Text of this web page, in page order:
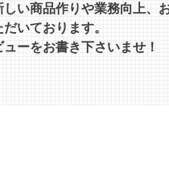
しい商品作りや業務向上、
いております。
ーをお書き下さいませ！